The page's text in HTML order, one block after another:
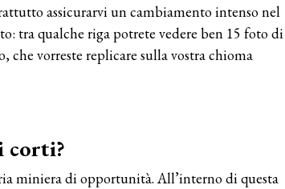
assicurarvi un cambiamento intenso nel
tra qualche riga potrete vedere ben 15 foto di
che vorreste replicare sulla vostra chioma
corti?
miniera di opportunità. All’interno di questa